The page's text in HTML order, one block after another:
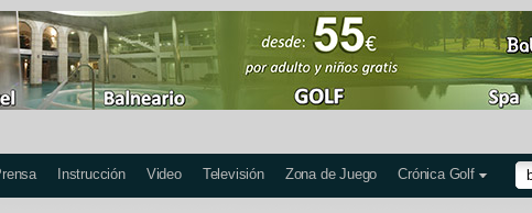
Instrucción Video Televisión Zona de Juego Crónica Golf